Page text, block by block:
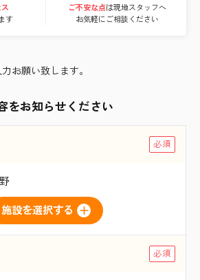
す
ご不安な点は現地スタッフへ
お気軽にご相談ください
お願い致します。
をお知らせください
施設を選択する